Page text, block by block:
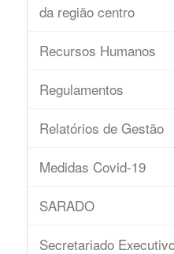
da região centro
Recursos Humanos
Regulamentos
Relatórios de Gestão
Medidas Covid-19
SARADO
Secretariado